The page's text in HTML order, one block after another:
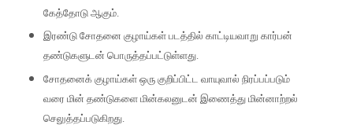
கேத்தோடு ஆகும்.
இரண்டு சோதனை குழாய்கள் படத்தில் காட்டியவாறு கார்பன்
தண்டுகளுடன் பொருத்தப்பட்டுள்ளது.
சோதனைக் குழாய்கள் ஒரு குறிப்பிட்ட வாயுவால் நிரப்பப்படும்
வரை மின் தண்டுகளை மின்கலனுடன் இணைத்து மின்னாற்றல்
செலுத்தப்படுகிறது.